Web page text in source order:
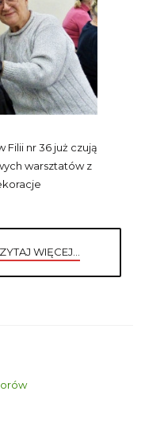
Filii nr 36 już czują
warsztatów z
WIĘCEJ...